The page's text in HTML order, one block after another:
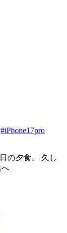
#iPhone17pro
の夕食、 久し
へ